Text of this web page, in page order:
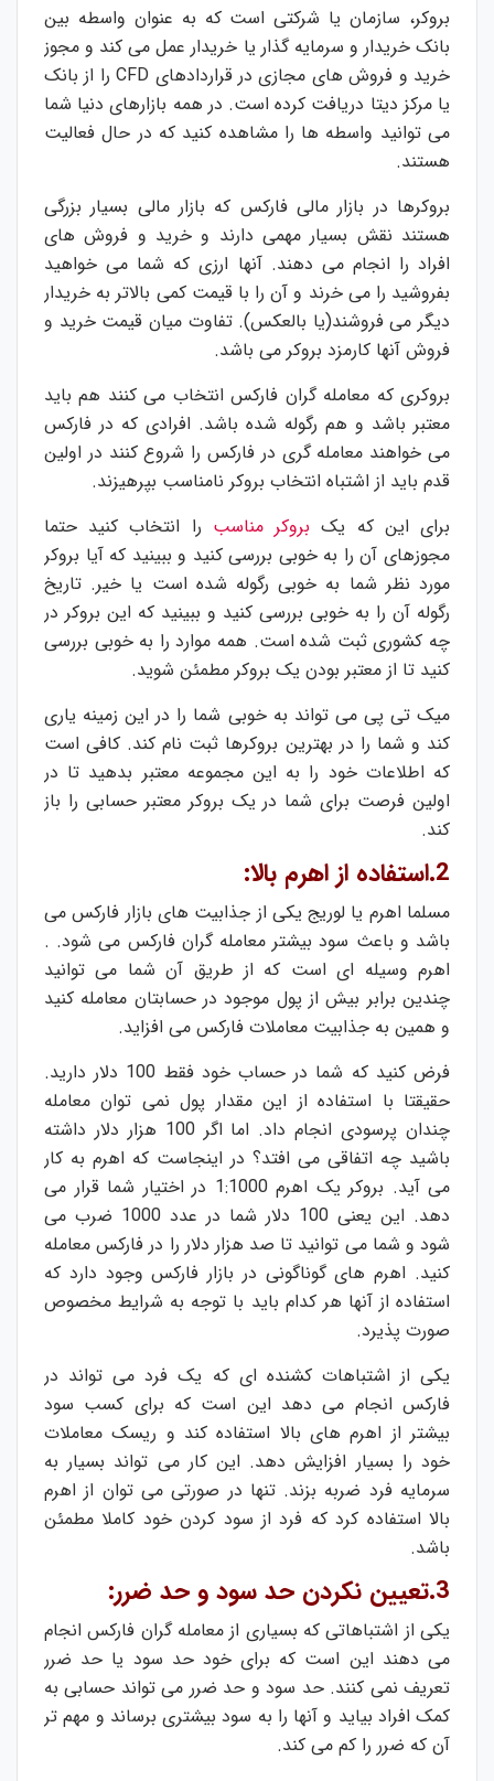
بروکر، سازمان یا شرکتی است که به عنوان واسطه بین
بانک خریدار و سرمایه گذار یا خریدار عمل می کند و مجوز
خرید و فروش های مجازی در قراردادهای CFD را از بانک
یا مرکز دیتا دریافت کرده است. در همه بازارهای دنیا شما
می توانید واسطه ها را مشاهده کنید که در حال فعالیت
هستند.
بروکرها در بازار مالی فارکس که بازار مالی بسیار بزرگی
هستند نقش بسیار مهمی دارند و خرید و فروش های
افراد را انجام می دهند. آنها ارزی که شما می خواهید
بفروشید را می خرند و آن را با قیمت کمی بالاتر به خریدار
دیگر می فروشند(یا بالعکس). تفاوت میان قیمت خرید و
فروش آنها کارمزد بروکر می باشد.
بروکری که معامله گران فارکس انتخاب می کنند هم باید
معتبر باشد و هم رگوله شده باشد. افرادی که در فارکس
می خواهند معامله گری در فارکس را شروع کنند در اولین
قدم باید از اشتباه انتخاب بروکر نامناسب بپرهیزند.
برای این که یک بروکر مناسب را انتخاب کنید حتما
مجوزهای آن را به خوبی بررسی کنید و ببینید که آیا بروکر
مورد نظر شما به خوبی رگوله شده است یا خیر. تاریخ
رگوله آن را به خوبی بررسی کنید و ببینید که این بروکر در
چه کشوری ثبت شده است. همه موارد را به خوبی بررسی
کنید تا از معتبر بودن یک بروکر مطمئن شوید.
میک تی پی می تواند به خوبی شما را در این زمینه یاری
کند و شما را در بهترین بروکرها ثبت نام کند. کافی است
که اطلاعات خود را به این مجموعه معتبر بدهید تا در
اولین فرصت برای شما در یک بروکر معتبر حسابی را باز
کند.
2.استفاده از اهرم بالا:
مسلما اهرم یا لوریج یکی از جذابیت های بازار فارکس می
باشد و باعث سود بیشتر معامله گران فارکس می شود. .
اهرم وسیله ای است که از طریق آن شما می توانید
چندین برابر بیش از پول موجود در حسابتان معامله کنید
و همین به جذابیت معاملات فارکس می افزاید.
فرض کنید که شما در حساب خود فقط 100 دلار دارید.
حقیقتا با استفاده از این مقدار پول نمی توان معامله
چندان پرسودی انجام داد. اما اگر 100 هزار دلار داشته
باشید چه اتفاقی می افتد؟ در اینجاست که اهرم به کار
می آید. بروکر یک اهرم 1:1000 در اختیار شما قرار می
دهد. این یعنی 100 دلار شما در عدد 1000 ضرب می
شود و شما می توانید تا صد هزار دلار را در فارکس معامله
کنید. اهرم های گوناگونی در بازار فارکس وجود دارد که
استفاده از آنها هر کدام باید با توجه به شرایط مخصوص
صورت پذیرد.
یکی از اشتباهات کشنده ای که یک فرد می تواند در
فارکس انجام می دهد این است که برای کسب سود
بیشتر از اهرم های بالا استفاده کند و ریسک معاملات
خود را بسیار افزایش دهد. این کار می تواند بسیار به
سرمایه فرد ضربه بزند. تنها در صورتی می توان از اهرم
بالا استفاده کرد که فرد از سود کردن خود کاملا مطمئن
باشد.
3.تعیین نکردن حد سود و حد ضرر:
یکی از اشتباهاتی که بسیاری از معامله گران فارکس انجام
می دهند این است که برای خود حد سود یا حد ضرر
تعریف نمی کنند. حد سود و حد ضرر می تواند حسابی به
کمک افراد بیاید و آنها را به سود بیشتری برساند و مهم تر
آن که ضرر را کم می کند.